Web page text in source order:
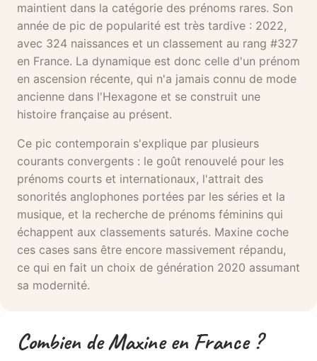
maintient dans la catégorie des prénoms rares. Son
année de pic de popularité est très tardive : 2022,
avec 324 naissances et un classement au rang #327
en France. La dynamique est donc celle d'un prénom
en ascension récente, qui n'a jamais connu de mode
ancienne dans l'Hexagone et se construit une
histoire française au présent.
Ce pic contemporain s'explique par plusieurs
courants convergents : le goût renouvelé pour les
prénoms courts et internationaux, l'attrait des
sonorités anglophones portées par les séries et la
musique, et la recherche de prénoms féminins qui
échappent aux classements saturés. Maxine coche
ces cases sans être encore massivement répandu,
ce qui en fait un choix de génération 2020 assumant
sa modernité.
Combien de Maxine en France ?